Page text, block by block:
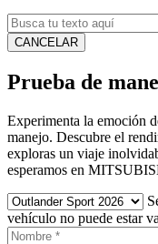
CANCELAR
Prueba de
Experimenta la emoción
manejo. Descubre el
exploras un viaje
esperamos en
vehículo no puede estar